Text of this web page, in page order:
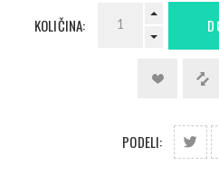
KOLIČINA:
PODELI: